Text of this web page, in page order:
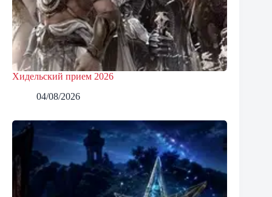
Хидельский прием 2026
04/08/2026